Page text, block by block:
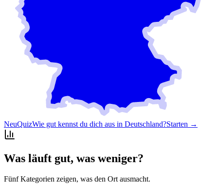
NeuQuizWie gut kennst du dich aus in Deutschland?Starten →
Was läuft gut, was weniger?
Fünf Kategorien zeigen, was den Ort ausmacht.